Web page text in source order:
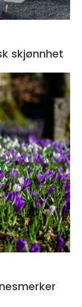
skjønnhet